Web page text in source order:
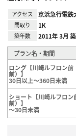
アクセス 京浜急行電鉄
間取り 1K
築年数 2011年 3月 築
プラン名・期間
ロング【川崎ルフロン前
前）】
30日以上～360日未満
ショート【川崎ルフロン
前）】
～30日未満